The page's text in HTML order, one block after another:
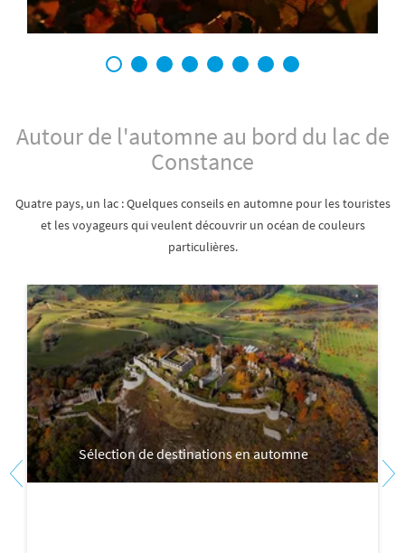
1 2 3 4 5 6 7 8
Autour de l'automne au bord du lac de
Constance
Quatre pays, un lac : Quelques conseils en automne pour les touristes
et les voyageurs qui veulent découvrir un océan de couleurs
particulières.
Sélection de destinations en automne